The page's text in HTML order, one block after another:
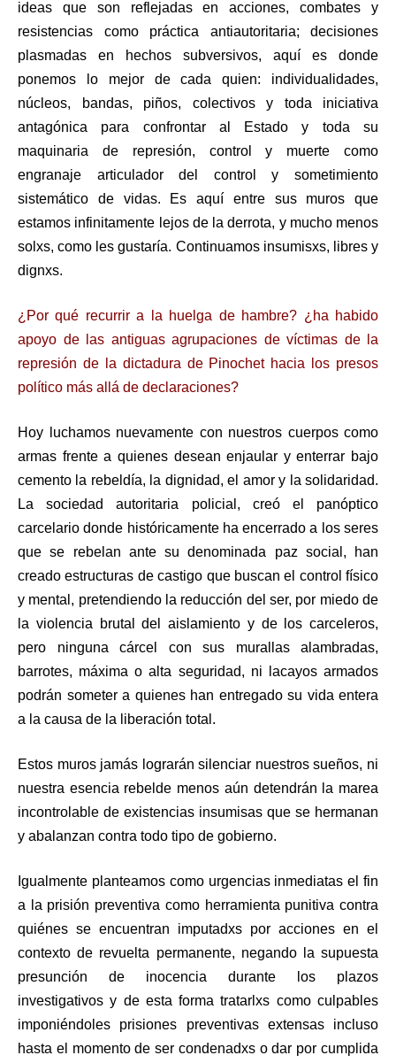
ideas que son reflejadas en acciones, combates y
resistencias como práctica antiautoritaria; decisiones
plasmadas en hechos subversivos, aquí es donde
ponemos lo mejor de cada quien: individualidades,
núcleos, bandas, piños, colectivos y toda iniciativa
antagónica para confrontar al Estado y toda su
maquinaria de represión, control y muerte como
engranaje articulador del control y sometimiento
sistemático de vidas. Es aquí entre sus muros que
estamos infinitamente lejos de la derrota, y mucho menos
solxs, como les gustaría. Continuamos insumisxs, libres y
dignxs.
¿Por qué recurrir a la huelga de hambre? ¿ha habido
apoyo de las antiguas agrupaciones de víctimas de la
represión de la dictadura de Pinochet hacia los presos
político más allá de declaraciones?
Hoy luchamos nuevamente con nuestros cuerpos como
armas frente a quienes desean enjaular y enterrar bajo
cemento la rebeldía, la dignidad, el amor y la solidaridad.
La sociedad autoritaria policial, creó el panóptico
carcelario donde históricamente ha encerrado a los seres
que se rebelan ante su denominada paz social, han
creado estructuras de castigo que buscan el control físico
y mental, pretendiendo la reducción del ser, por miedo de
la violencia brutal del aislamiento y de los carceleros,
pero ninguna cárcel con sus murallas alambradas,
barrotes, máxima o alta seguridad, ni lacayos armados
podrán someter a quienes han entregado su vida entera
a la causa de la liberación total.
Estos muros jamás lograrán silenciar nuestros sueños, ni
nuestra esencia rebelde menos aún detendrán la marea
incontrolable de existencias insumisas que se hermanan
y abalanzan contra todo tipo de gobierno.
Igualmente planteamos como urgencias inmediatas el fin
a la prisión preventiva como herramienta punitiva contra
quiénes se encuentran imputadxs por acciones en el
contexto de revuelta permanente, negando la supuesta
presunción de inocencia durante los plazos
investigativos y de esta forma tratarlxs como culpables
imponiéndoles prisiones preventivas extensas incluso
hasta el momento de ser condenadxs o dar por cumplida